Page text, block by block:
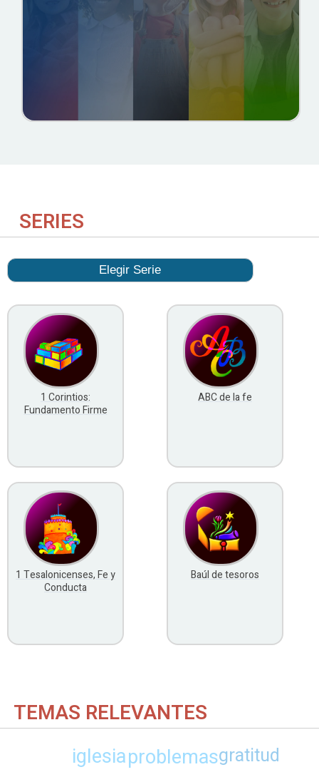
SERIES
1 Corintios:
Fundamento Firme
1 Tesalonicenses, Fe y
Conducta
ABC de la fe
Baúl de tesoros
TEMAS RELEVANTES
problemas
iglesia gratitud